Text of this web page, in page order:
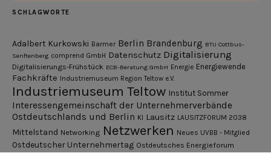
SCHLAGWORTE
Adalbert Kurkowski Barmer Berlin Brandenburg BTU Cottbus-
Senftenberg comprend GmbH Datenschutz Digitalisierung
Digitalisierungs-Frühstück ECB-Beratung GmbH Energie Energiewende
Fachkräfte Industriemuseum Region Teltow e.V.
Industriemuseum Teltow Institut Sommer
Interessengemeinschaft der Unternehmerverbände
Ostdeutschlands und Berlin KI Lausitz LAUSITZFORUM 2038
Mittelstand Networking Netzwerken Neues UVBB - Mitglied
Ostdeutscher Unternehmertag Ostdeutsches Energieforum